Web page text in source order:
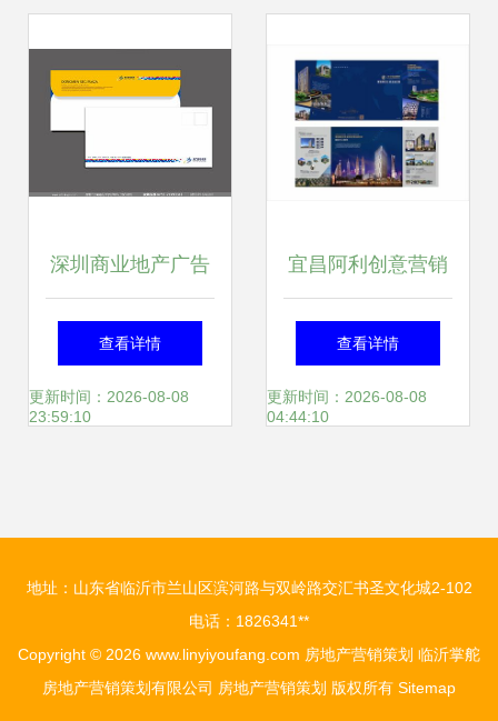
深圳商业地产广告
策划 如何通过整合
推广实现品牌与销
查看详情
更新时间：2026-08-08
23:59:10
宜昌阿利创意营销
策划 房地产广告折
页设计的艺术与策
查看详情
更新时间：2026-08-08
04:44:10
地址：山东省临沂市兰山区滨河路与双岭路交汇书圣文化城2-102
电话：1826341**
Copyright © 2026 www.linyiyoufang.com 房地产营销策划 临沂掌舵
房地产营销策划有限公司 房地产营销策划 版权所有 Sitemap